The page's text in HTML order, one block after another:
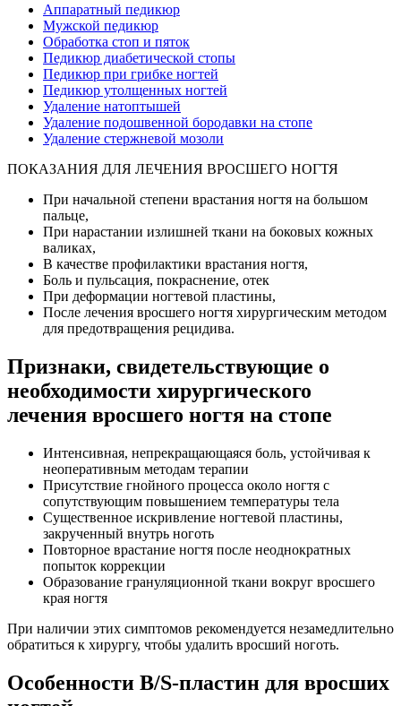
Аппаратный педикюр
Мужской педикюр
Обработка стоп и пяток
Педикюр диабетической стопы
Педикюр при грибке ногтей
Педикюр утолщенных ногтей
Удаление натоптышей
Удаление подошвенной бородавки на стопе
Удаление стержневой мозоли
ПОКАЗАНИЯ ДЛЯ ЛЕЧЕНИЯ ВРОСШЕГО НОГТЯ
При начальной степени врастания ногтя на большом
пальце,
При нарастании излишней ткани на боковых кожных
валиках,
В качестве профилактики врастания ногтя,
Боль и пульсация, покраснение, отек
При деформации ногтевой пластины,
После лечения вросшего ногтя хирургическим методом
для предотвращения рецидива.
Признаки, свидетельствующие о
необходимости хирургического
лечения вросшего ногтя на стопе
Интенсивная, непрекращающаяся боль, устойчивая к
неоперативным методам терапии
Присутствие гнойного процесса около ногтя с
сопутствующим повышением температуры тела
Существенное искривление ногтевой пластины,
закрученный внутрь ноготь
Повторное врастание ногтя после неоднократных
попыток коррекции
Образование грануляционной ткани вокруг вросшего
края ногтя
При наличии этих симптомов рекомендуется незамедлительно
обратиться к хирургу, чтобы удалить вросший ноготь.
Особенности B/S-пластин для вросших